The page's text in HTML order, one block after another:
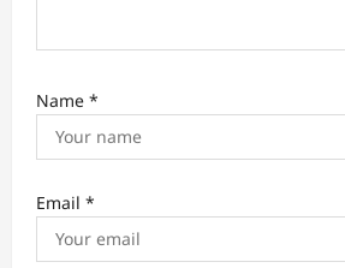
Name *
Email *